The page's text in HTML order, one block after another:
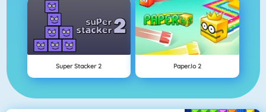
Super Stacker 2 Paper.io 2